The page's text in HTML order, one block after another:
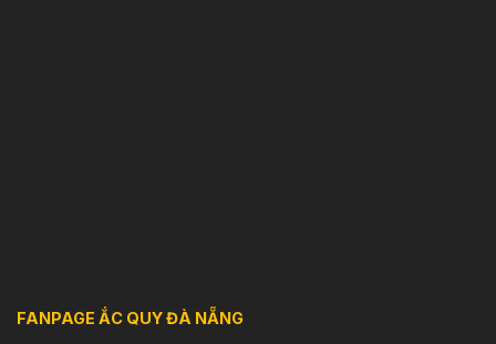
FANPAGE ẮC QUY ĐÀ NẴNG